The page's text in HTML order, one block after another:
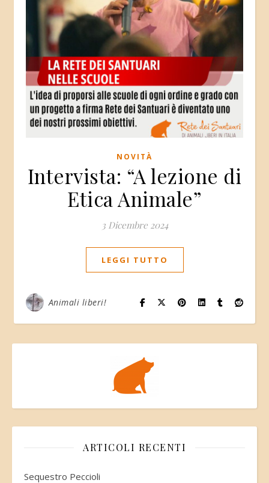
NOVITÀ
Intervista: “A lezione di
Etica Animale”
3 Dicembre 2024
LEGGI TUTTO
Animali liberi!
ARTICOLI RECENTI
Sequestro Peccioli